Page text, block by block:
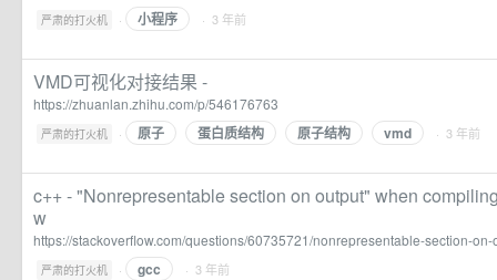
严肃的打火机 · 小程序 · 3 年前
VMD可视化对接结果 -
https://zhuanlan.zhihu.com/p/546176763
严肃的打火机 · 原子 蛋白质结构 原子结构 vmd · 3 年前
c++ - "Nonrepresentable section on output" when
w
https://stackoverflow.com/questions/60735721/nonrepresentable-section-
严肃的打火机 · gcc · 3 年前